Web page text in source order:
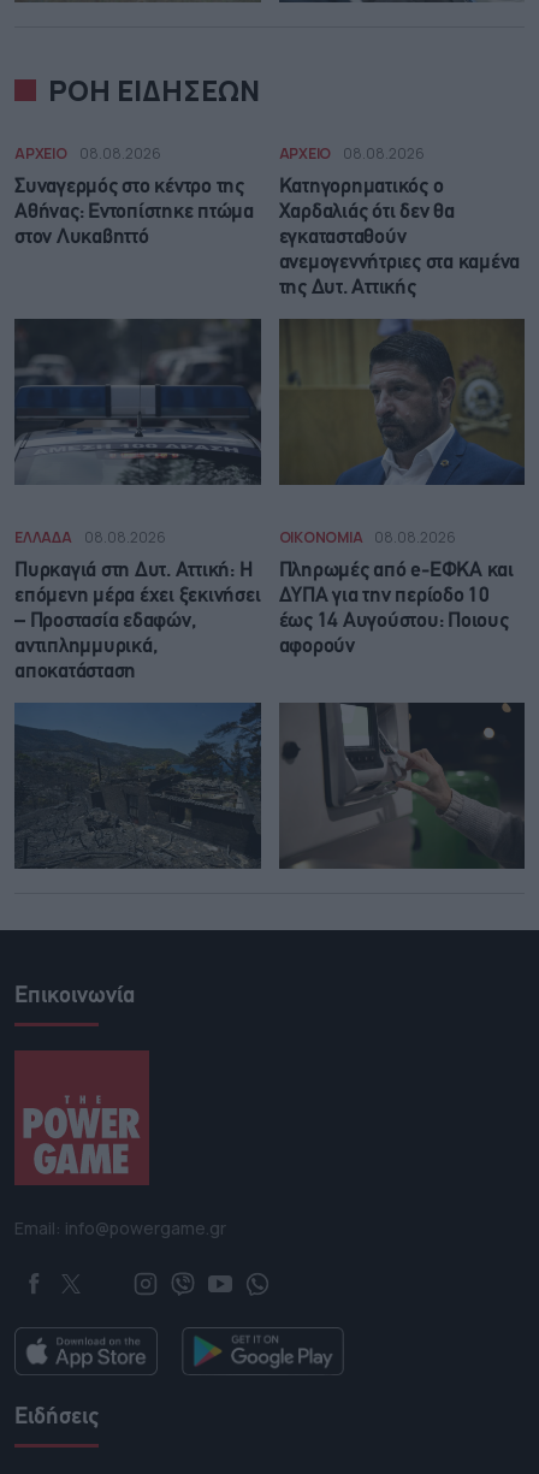
ΡΟΗ ΕΙΔΗΣΕΩΝ
ΑΡΧΕΙΟ 08.08.2026
Συναγερμός στο κέντρο της
Αθήνας: Εντοπίστηκε πτώμα
στον Λυκαβηττό
ΑΡΧΕΙΟ 08.08.2026
Κατηγορηματικός ο
Χαρδαλιάς ότι δεν θα
εγκατασταθούν
ανεμογεννήτριες στα καμένα
της Δυτ. Αττικής
ΕΛΛΑΔΑ 08.08.2026
Πυρκαγιά στη Δυτ. Αττική: Η
επόμενη μέρα έχει ξεκινήσει
– Προστασία εδαφών,
αντιπλημμυρικά,
αποκατάσταση
ΟΙΚΟΝΟΜΙΑ 08.08.2026
Πληρωμές από e-ΕΦΚΑ και
ΔΥΠΑ για την περίοδο 10
έως 14 Αυγούστου: Ποιους
αφορούν
Επικοινωνία
Email: info@powergame.gr
Ειδήσεις